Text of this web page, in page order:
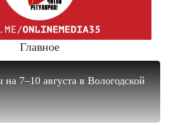
Главное
на 7–10 августа в Вологодской